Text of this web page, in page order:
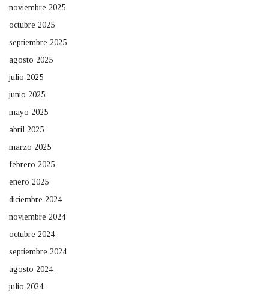
noviembre 2025
octubre 2025
septiembre 2025
agosto 2025
julio 2025
junio 2025
mayo 2025
abril 2025
marzo 2025
febrero 2025
enero 2025
diciembre 2024
noviembre 2024
octubre 2024
septiembre 2024
agosto 2024
julio 2024